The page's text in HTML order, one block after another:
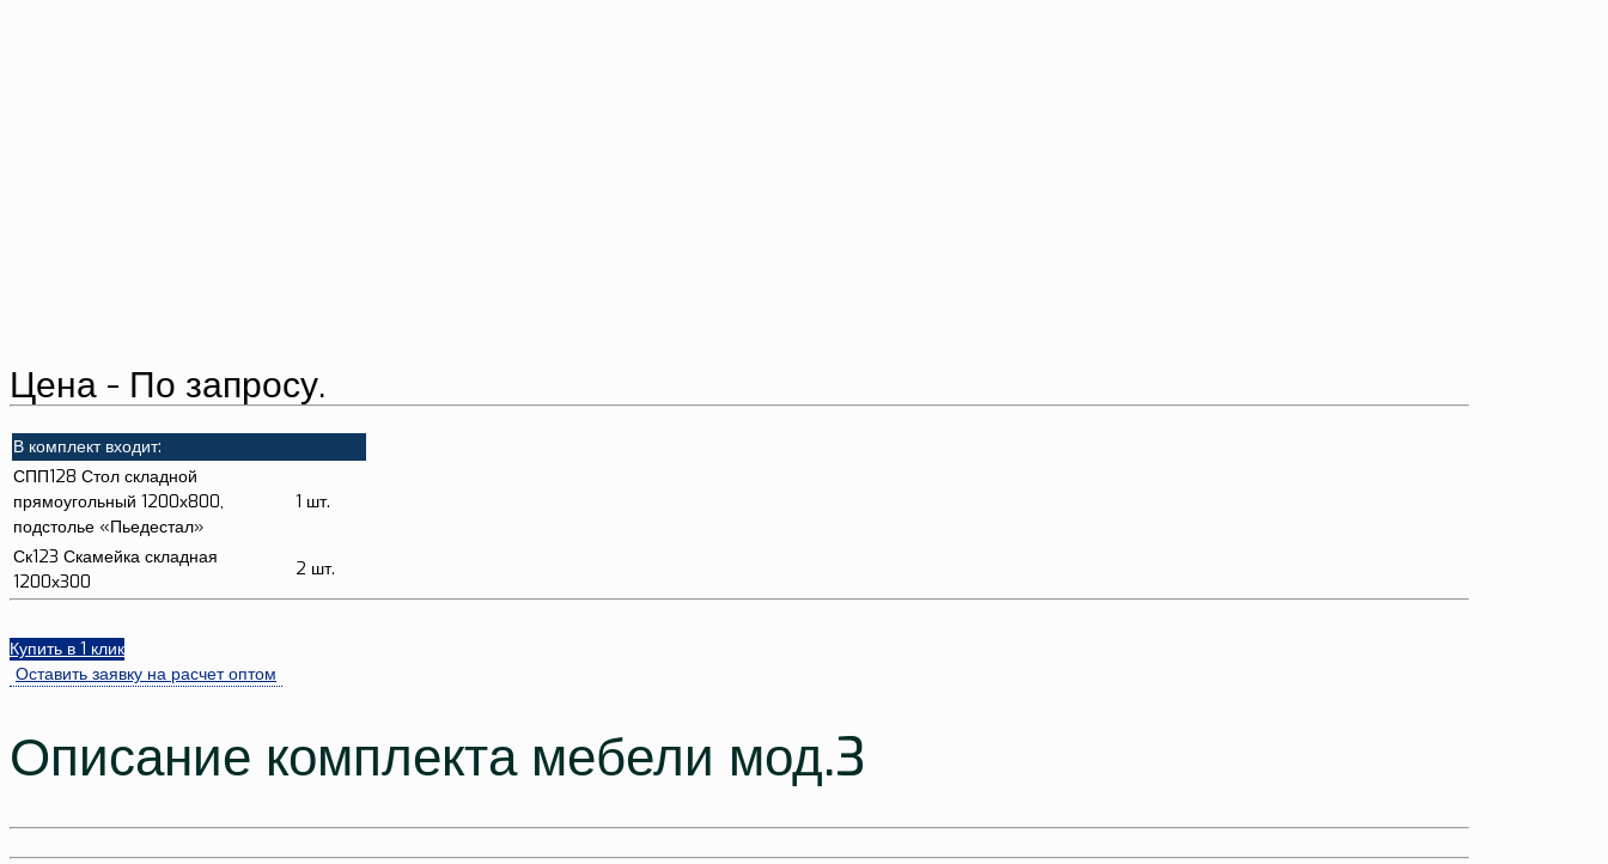
Цена - По запросу.
В комплект входит:
СПП128 Стол складной
прямоугольный 1200х800,
подстолье «Пьедестал»
1 шт.
Ск123 Скамейка складная
1200х300
2 шт.
Купить в 1 клик
Оставить заявку на расчет оптом
Описание комплекта мебели мод.3